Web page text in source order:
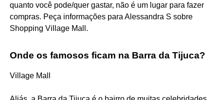
quanto você pode/quer gastar, não é um lugar para fazer
compras. Peça informações para Alessandra S sobre
Shopping Village Mall.
Onde os famosos ficam na Barra da Tijuca?
Village Mall